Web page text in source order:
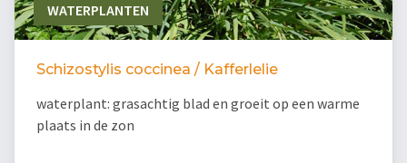
WATERPLANTEN
Schizostylis coccinea / Kafferlelie
waterplant: grasachtig blad en groeit op een warme
plaats in de zon